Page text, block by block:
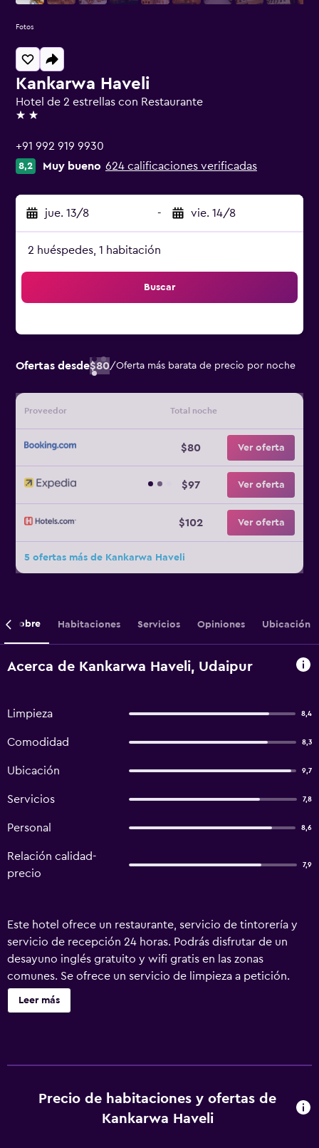
Kankarwa Haveli
Hotel de 2 estrellas con Restaurante
2 estrellas
+91 992 919 9930
8,2 Muy bueno 624 calificaciones verificadas
jue. 13/8 - vie. 14/8
2 huéspedes, 1 habitación
Buscar
Ofertas desde$80/Oferta más barata de precio por noche
Proveedor Total noche
$80 Ver oferta
$97 Ver oferta
$102 Ver oferta
5 ofertas más de Kankarwa Haveli
Fotos
Sobre Habitaciones Servicios Opiniones Ubicación
Acerca de Kankarwa Haveli, Udaipur
Limpieza 8,4
Comodidad 8,3
Ubicación 9,7
Servicios 7,8
Personal 8,6
Relación calidad-
precio
7,9
Este hotel ofrece un restaurante, servicio de tintorería y
servicio de recepción 24 horas. Podrás disfrutar de un
desayuno inglés gratuito y wifi gratis en las zonas
comunes. Se ofrece un servicio de limpieza a petición.
KANKARWA HAVELI tiene 16 alojamientos. Los baños están
equipados con bañera o ducha. Se ofrece servicio de
Leer más
Precio de habitaciones y ofertas de
Kankarwa Haveli